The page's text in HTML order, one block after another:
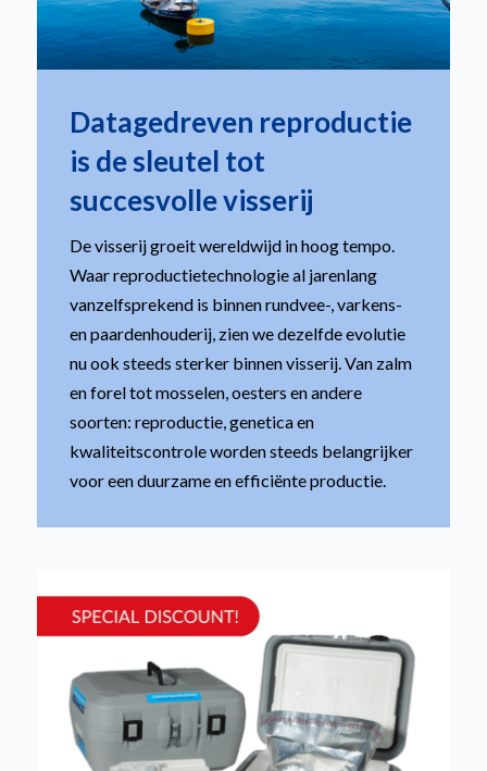
Datagedreven reproductie
is de sleutel tot
succesvolle visserij
De visserij groeit wereldwijd in hoog tempo.
Waar reproductietechnologie al jarenlang
vanzelfsprekend is binnen rundvee-, varkens-
en paardenhouderij, zien we dezelfde evolutie
nu ook steeds sterker binnen visserij. Van zalm
en forel tot mosselen, oesters en andere
soorten: reproductie, genetica en
kwaliteitscontrole worden steeds belangrijker
voor een duurzame en efficiënte productie.